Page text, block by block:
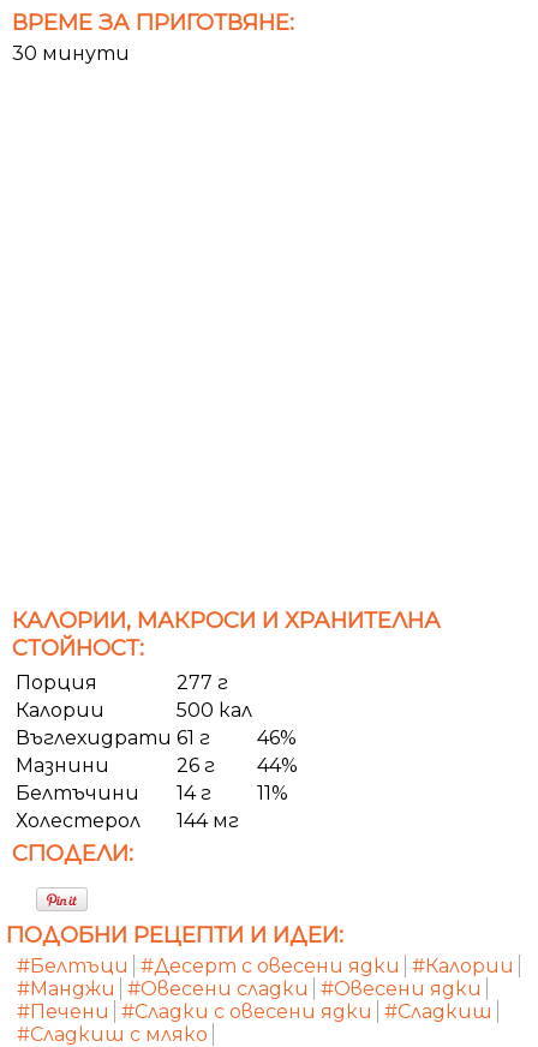
ВРЕМЕ ЗА ПРИГОТВЯНЕ:
30 минути
КАЛОРИИ, МАКРОСИ И ХРАНИТЕЛНА
СТОЙНОСТ:
Порция
277 г
Калории
500 кал
Въглехидрати 61 г
46%
Мазнини
26 г
44%
Белтъчини
14 г
11%
Холестерол
144 мг
СПОДЕЛИ:
ПОДОБНИ РЕЦЕПТИ И ИДЕИ:
#Белтъци #Десерт с овесени ядки
#Калории
#Манджи
#Овесени сладки
#Овесени ядки
#Печени
#Сладки с овесени ядки
#Сладкиш
#Сладкиш с мляко